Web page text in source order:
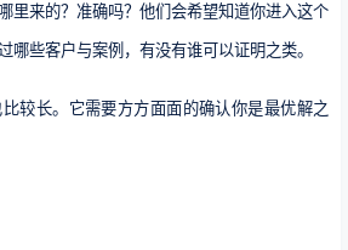
里来的？准确吗？他们会希望知道你进入这个
哪些客户与案例，有没有谁可以证明之类。
较长。它需要方方面面的确认你是最优解之